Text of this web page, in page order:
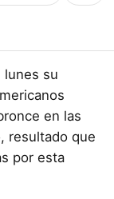
lunes su
en las
resultado que
por esta